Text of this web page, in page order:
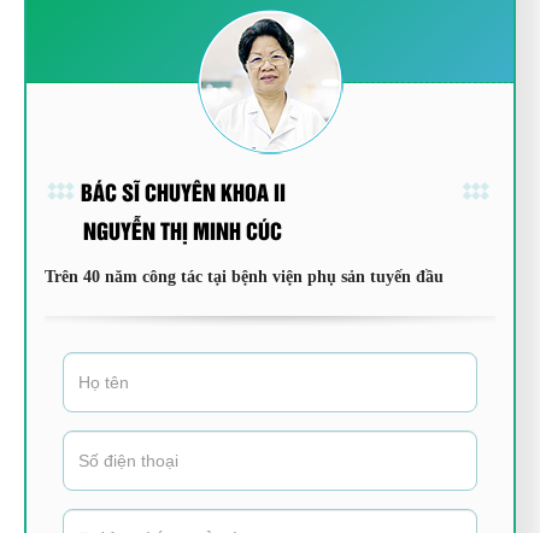
BÁC SĨ CHUYÊN KHOA II
NGUYỄN THỊ MINH CÚC
Trên 40 năm công tác tại bệnh viện phụ sản tuyến đầu